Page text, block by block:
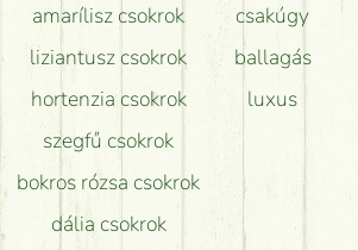
amarílisz csokrok
liziantusz csokrok
hortenzia csokrok
szegfű csokrok
bokros rózsa csokrok
dália csokrok
csakúgy
ballagás
luxus